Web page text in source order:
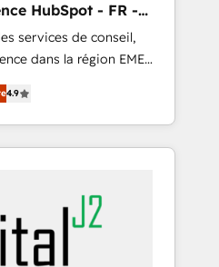
know'
conversions!
(top 1% of 6,500+
2023 HubSpot
scale and close
HubSpot (the right
admin Contact
HubSpot - FR -
services de conseil,
dans la région EMEA
plus de 115 experts en
Growth, Revops, CRM
agency and an
on EMEA - USA
4.9